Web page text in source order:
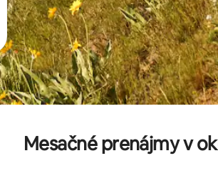
Mesačné prenájmy v